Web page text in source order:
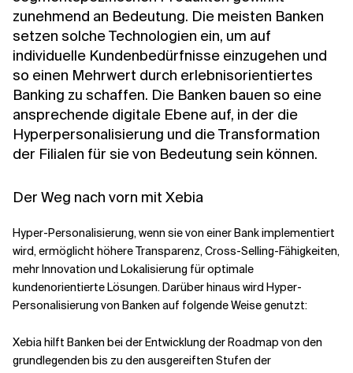
zunehmend an Bedeutung. Die meisten Banken
setzen solche Technologien ein, um auf
individuelle Kundenbedürfnisse einzugehen und
so einen Mehrwert durch erlebnisorientiertes
Banking zu schaffen. Die Banken bauen so eine
ansprechende digitale Ebene auf, in der die
Hyperpersonalisierung und die Transformation
der Filialen für sie von Bedeutung sein können.
Der Weg nach vorn mit Xebia
Hyper-Personalisierung, wenn sie von einer Bank implementiert
wird, ermöglicht höhere Transparenz, Cross-Selling-Fähigkeiten,
mehr Innovation und Lokalisierung für optimale
kundenorientierte Lösungen. Darüber hinaus wird Hyper-
Personalisierung von Banken auf folgende Weise genutzt:
Xebia hilft Banken bei der Entwicklung der Roadmap von den
grundlegenden bis zu den ausgereiften Stufen der